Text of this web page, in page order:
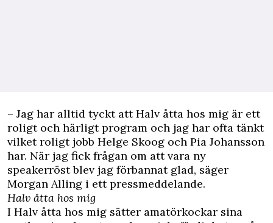
– Jag har alltid tyckt att Halv åtta hos mig är ett
roligt och härligt program och jag har ofta tänkt
vilket roligt jobb Helge Skoog och Pia Johansson
har. När jag fick frågan om att vara ny
speakerröst blev jag förbannat glad, säger
Morgan Alling i ett pressmeddelande.
Halv åtta hos mig
I Halv åtta hos mig sätter amatörkockar sina